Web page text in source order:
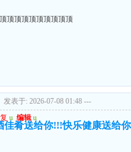
顶顶顶顶顶顶顶顶顶
发表于: 2026-07-08 01:48 ---
u 编辑 u
佳肴送给你!!!快乐健康送给